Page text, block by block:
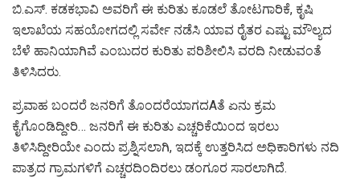
ಬಿ.ಎಸ್. ಕಡಕಭಾವಿ ಅವರಿಗೆ ಈ ಕುರಿತು ಕೂಡಲೆ ತೋಟಗಾರಿಕೆ, ಕೃಷಿ
ಇಲಾಖೆಯ ಸಹಯೋಗದಲ್ಲಿ ಸರ್ವೇ ನಡೆಸಿ ಯಾವ ರೈತರ ಎಷ್ಟು ಮೌಲ್ಯದ
ಬೆಳೆ ಹಾನಿಯಾಗಿವೆ ಎಂಬುದರ ಕುರಿತು ಪರಿಶೀಲಿಸಿ ವರದಿ ನೀಡುವಂತೆ
ತಿಳಿಸಿದರು.
ಪ್ರವಾಹ ಬಂದರೆ ಜನರಿಗೆ ತೊಂದರೆಯಾಗದAತೆ ಏನು ಕ್ರಮ
ಕೈಗೊಂಡಿದ್ದೀರಿ… ಜನರಿಗೆ ಈ ಕುರಿತು ಎಚ್ಚರಿಕೆಯಿಂದ ಇರಲು
ತಿಳಿಸಿದ್ದೀರಿಯೇ ಎಂದು ಪ್ರಶ್ನಿಸಲಾಗಿ, ಇದಕ್ಕೆ ಉತ್ತರಿಸಿದ ಅಧಿಕಾರಿಗಳು ನದಿ
ಪಾತ್ರದ ಗ್ರಾಮಗಳಿಗೆ ಎಚ್ಚರದಿಂದಿರಲು ಡಂಗೂರ ಸಾರಲಾಗಿದೆ.